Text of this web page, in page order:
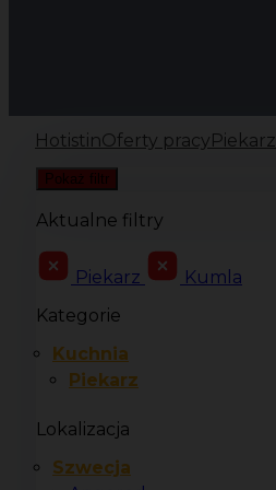
HotistinOferty pracy Piekarz
Pokaż filtr
Aktualne filtry
Piekarz
Kumla
Kategorie
Kuchnia
Piekarz
Lokalizacja
Szwecja